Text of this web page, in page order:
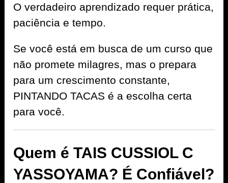
O verdadeiro aprendizado requer prática,
paciência e tempo.
Se você está em busca de um curso que
não promete milagres, mas o prepara
para um crescimento constante,
PINTANDO TACAS é a escolha certa
para você.
Quem é TAIS CUSSIOL C
YASSOYAMA? É Confiável?